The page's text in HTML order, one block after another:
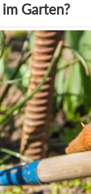
Garten?